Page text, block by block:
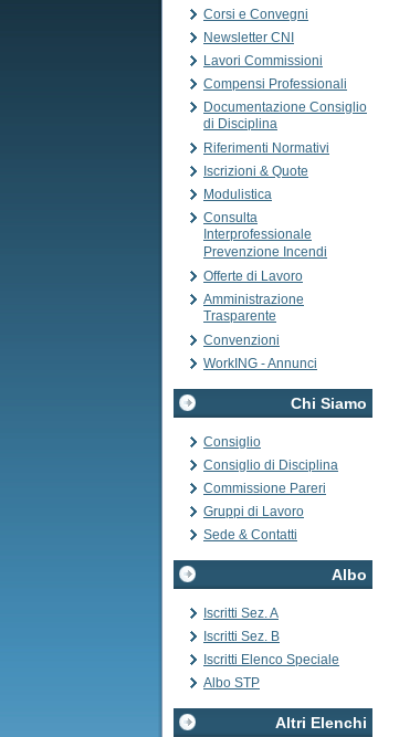
Corsi e Convegni
Newsletter CNI
Lavori Commissioni
Compensi Professionali
Documentazione Consiglio
di Disciplina
Riferimenti Normativi
Iscrizioni & Quote
Modulistica
Consulta
Interprofessionale
Prevenzione Incendi
Offerte di Lavoro
Amministrazione
Trasparente
Convenzioni
WorkING - Annunci
Chi Siamo
Consiglio
Consiglio di Disciplina
Commissione Pareri
Gruppi di Lavoro
Sede & Contatti
Albo
Iscritti Sez. A
Iscritti Sez. B
Iscritti Elenco Speciale
Albo STP
Altri Elenchi